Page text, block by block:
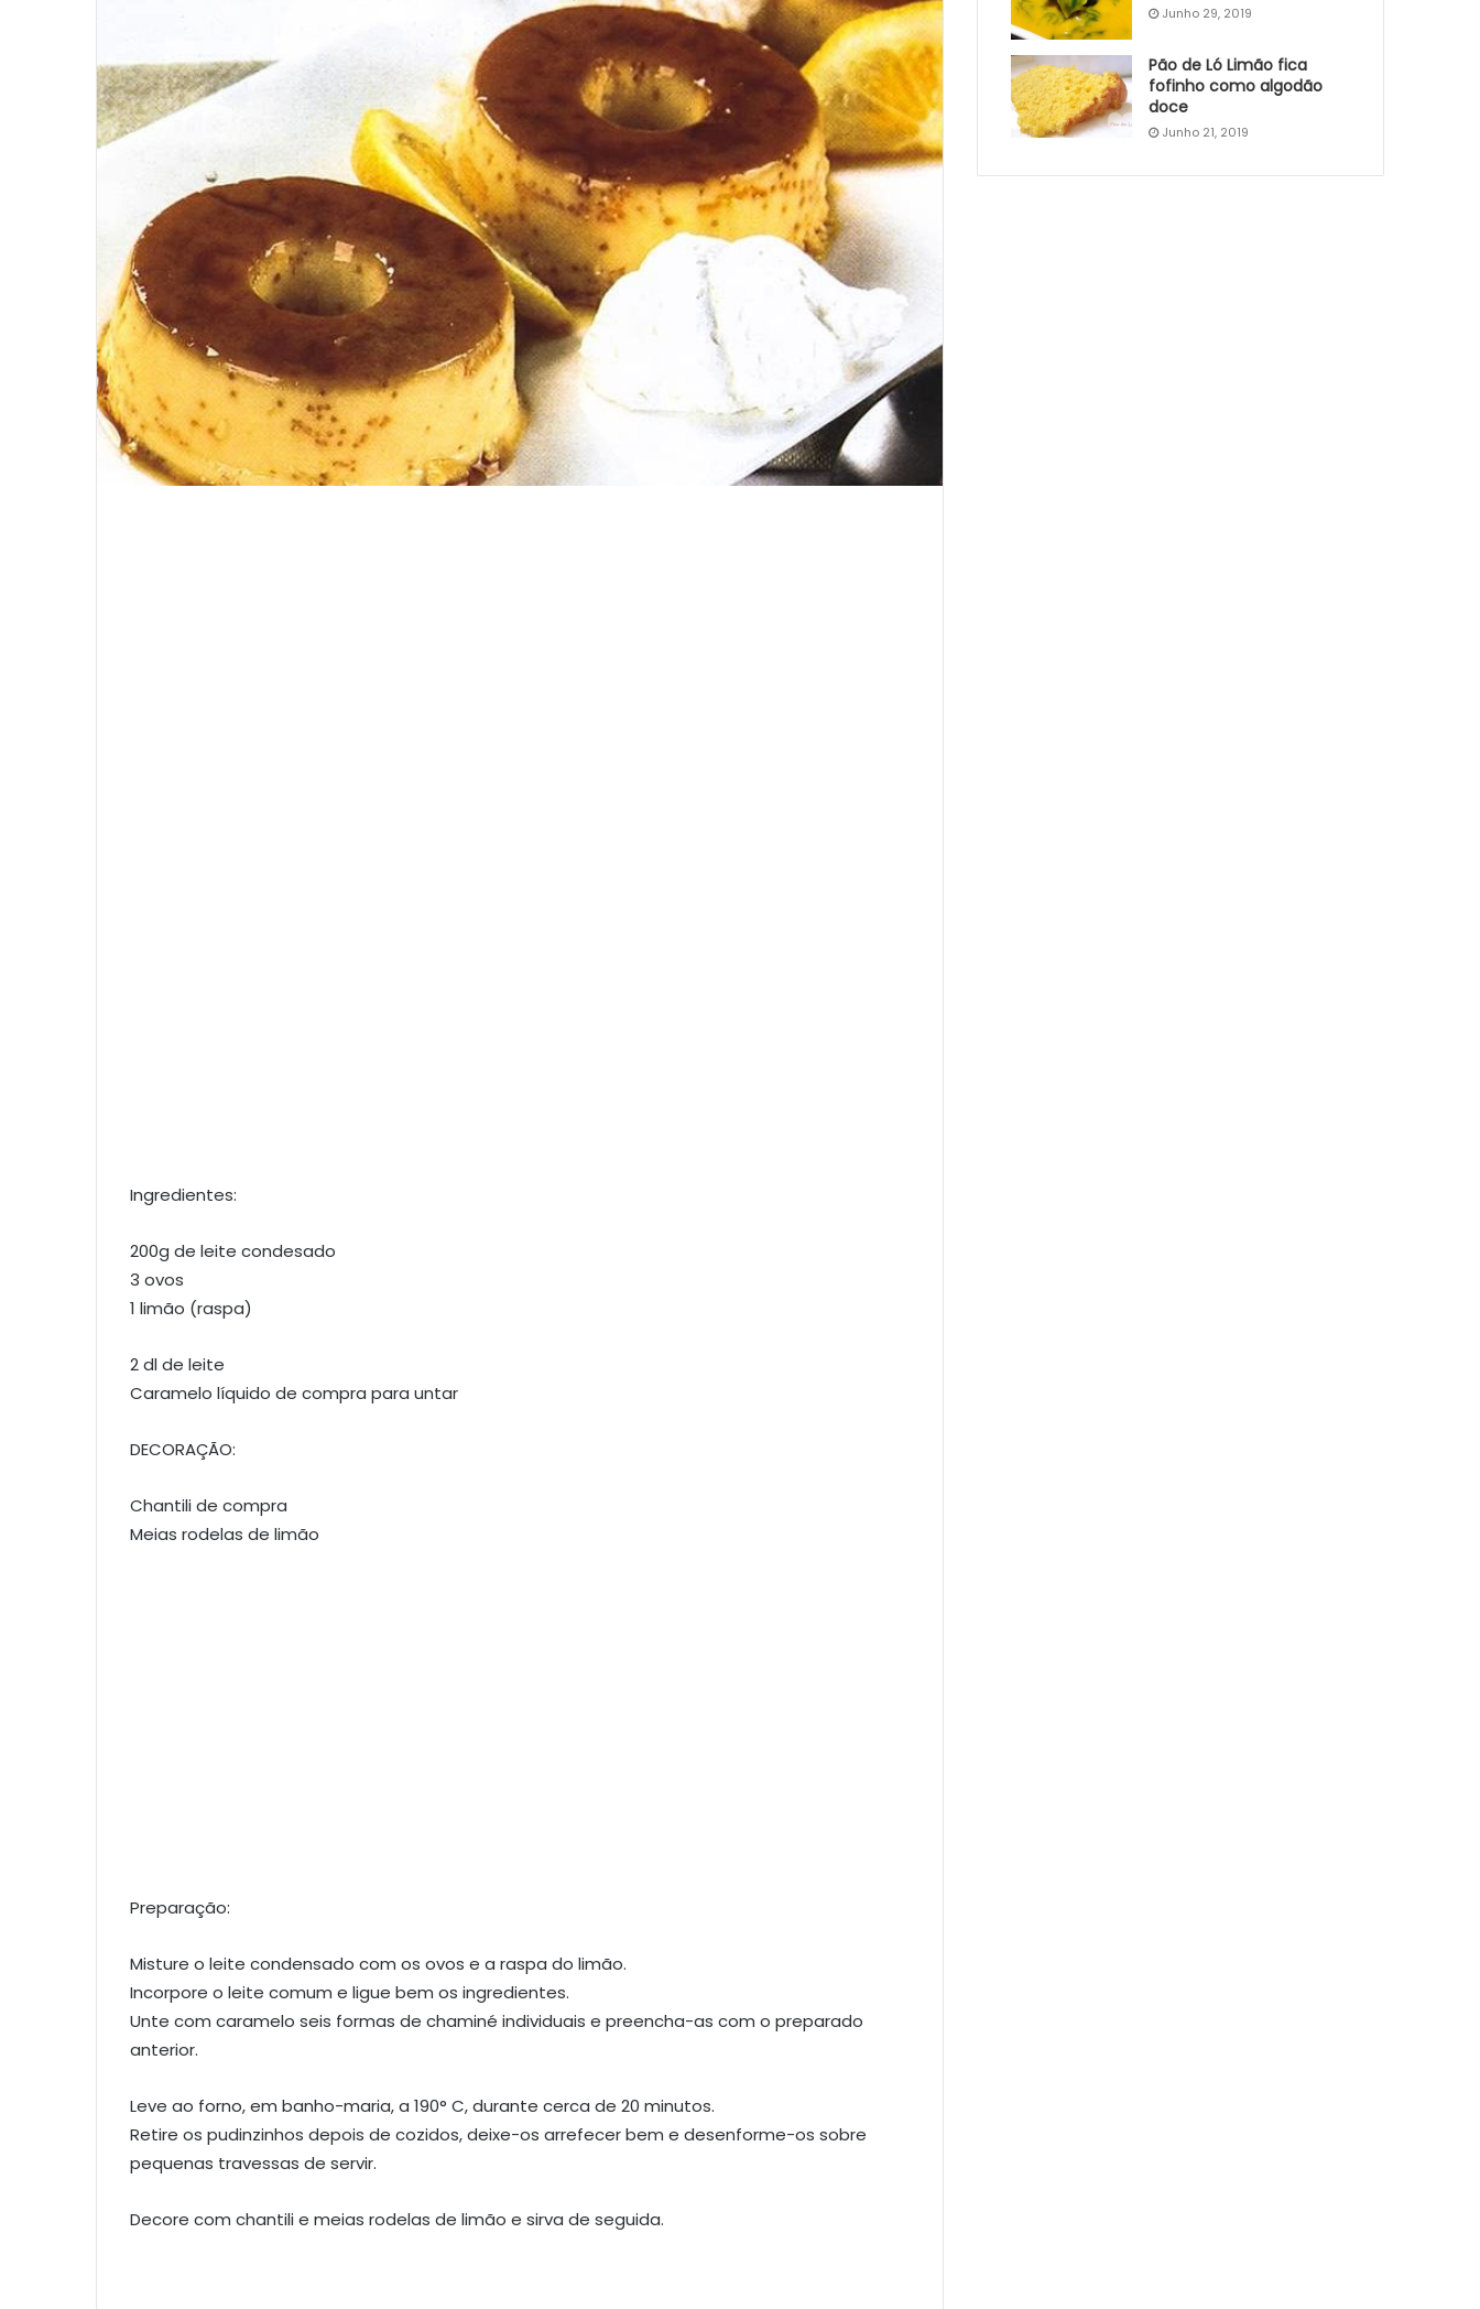
Ingredientes:
200g de leite condesado
3 ovos
1 limão (raspa)
2 dl de leite
Caramelo líquido de compra para untar
DECORAÇÃO:
Chantili de compra
Meias rodelas de limão
Preparação:
Misture o leite condensado com os ovos e a raspa do limão.
Incorpore o leite comum e ligue bem os ingredientes.
Unte com caramelo seis formas de chaminé individuais e preencha-as com o preparado
anterior.
Leve ao forno, em banho-maria, a 190° C, durante cerca de 20 minutos.
Retire os pudinzinhos depois de cozidos, deixe-os arrefecer bem e desenforme-os sobre
pequenas travessas de servir.
Decore com chantili e meias rodelas de limão e sirva de seguida.
Junho 29, 2019
Pão de Ló Limão fica
fofinho como algodão
doce
Junho 21, 2019